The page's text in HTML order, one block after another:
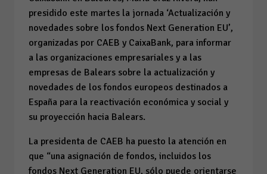
presidido este martes la jornada ‘Actualización y
novedades sobre los fondos Next Generation EU’,
organizadas por CAEB y CaixaBank, para informar
a las organizaciones empresariales y a las
empresas de Balears sobre la actualización y
novedades de los fondos europeos destinados a
España para la reactivación económica y social y
su proyección hacia Balears.
La presidenta de CAEB ha puesto la atención en
que “una asignación de fondos, incluidos los
fondos Next Generation EU, sólo puede orientarse